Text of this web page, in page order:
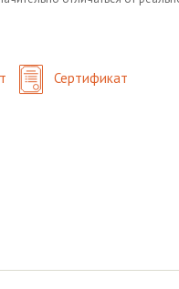
Сертификат